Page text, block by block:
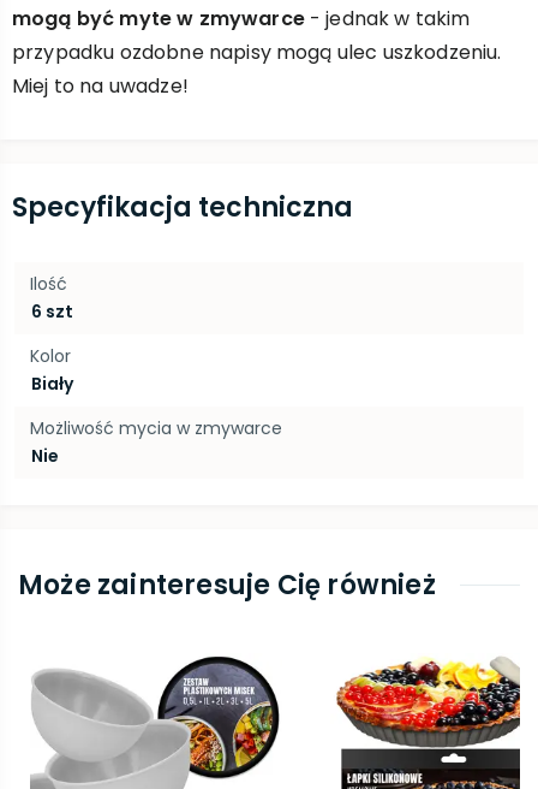
mogą być myte w zmywarce- jednak w takim
przypadku ozdobne napisy mogą ulec uszkodzeniu.
Miej to na uwadze!
Specyfikacja techniczna
Ilość
6 szt
Kolor
Biały
Możliwość mycia w zmywarce
Nie
Może zainteresuje Cię również